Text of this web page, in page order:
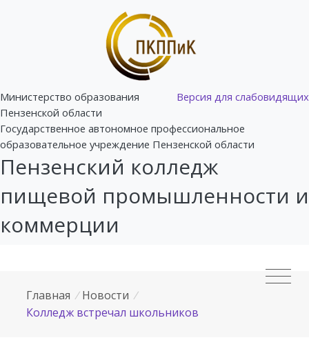
Версия для слабовидящих
Министерство образования
Пензенской области
Государственное автономное профессиональное
образовательное учреждение Пензенской области
Пензенский колледж
пищевой промышленности и
коммерции
Главная / Новости /
Колледж встречал школьников